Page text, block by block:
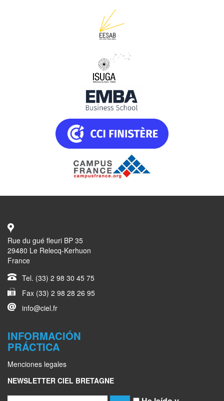
Rue du gué fleuri BP 35
29480 Le Relecq-Kerhuon
France
Tel. (33) 2 98 30 45 75
Fax (33) 2 98 28 26 95
info@ciel.fr
INFORMACIÓN
PRÁCTICA
Menciones legales
NEWSLETTER CIEL BRETAGNE